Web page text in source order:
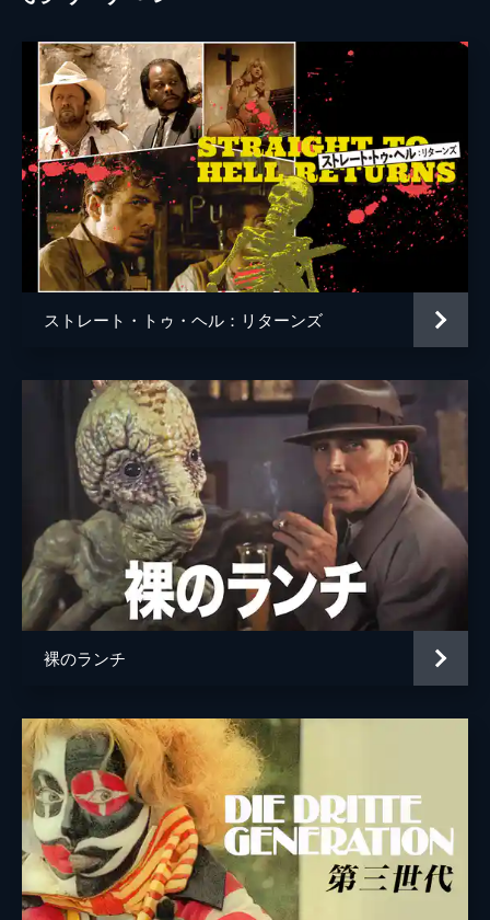
ガブリエル・フリードマン
ショーン・マクグラス
製作 ロイド・カウフマン
マイケル・ハーツ
ストレート・トゥ・ヘル：リターンズ
裸のランチ